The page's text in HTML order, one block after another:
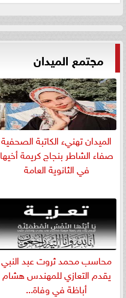
مجتمع الميدان
الميدان تهنيء الكاتبة الصحفية
صفاء الشاطر بنجاج كريمة أخيها
في الثانوية العامة
​محاسب محمد ثروت عبد النبي
يقدم التعازي للمهندس هشام
أباظة في وفاة...